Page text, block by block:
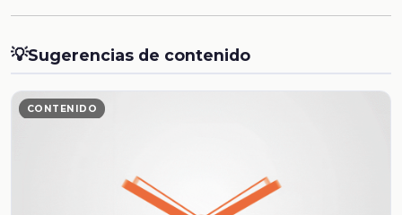
💡Sugerencias de contenido
CONTENIDO